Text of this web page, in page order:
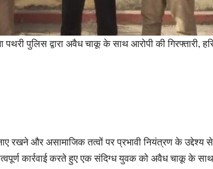
पथरी पुलिस द्वारा अवैध चाकू के साथ आरोपी की गिरफ्तारी,
रखने और असामाजिक तत्वों पर प्रभावी नियंत्रण के उद्देश्य से
कार्रवाई करते हुए एक संदिग्ध युवक को अवैध चाकू के साथ